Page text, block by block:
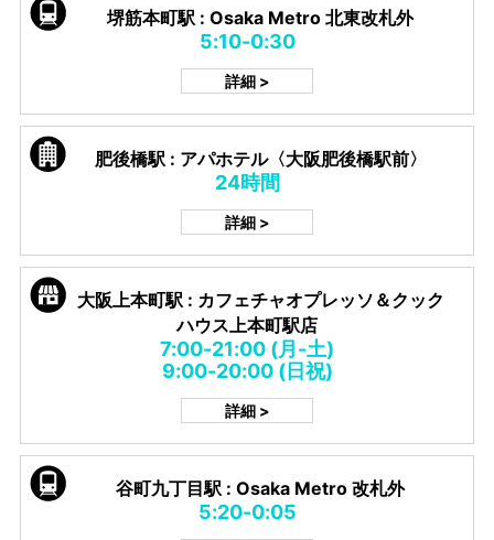
堺筋本町駅 : Osaka Metro 北東改札外
5:10-0:30
詳細 >
肥後橋駅 : アパホテル〈大阪肥後橋駅前〉
24時間
詳細 >
大阪上本町駅 : カフェチャオプレッソ＆クック
ハウス上本町駅店
7:00-21:00 (月-土)
9:00-20:00 (日祝)
詳細 >
谷町九丁目駅 : Osaka Metro 改札外
5:20-0:05